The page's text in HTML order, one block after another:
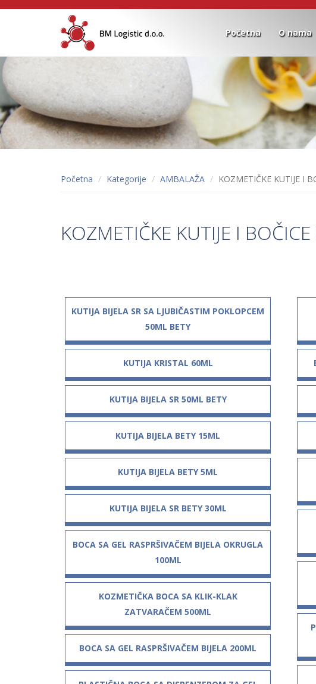
Početna O nama
Početna Kategorije AMBALAŽA KOZMETIČKE KUTIJE I
KOZMETIČKE KUTIJE I
KUTIJA BIJELA SR SA LJUBIČASTIM POKLOPCEM
50ML BETY
KUTIJA KRISTAL 60ML
KUTIJA BIJELA SR 50ML BETY
KUTIJA BIJELA BETY 15ML
KUTIJA BIJELA BETY 5ML
KUTIJA BIJELA SR BETY 30ML
BOCA SA GEL RASPRŠIVAČEM BIJELA OKRUGLA
100ML
KOZMETIČKA BOCA SA KLIK-KLAK
ZATVARAČEM 500ML
BOCA SA GEL RASPRŠIVAČEM BIJELA 200ML